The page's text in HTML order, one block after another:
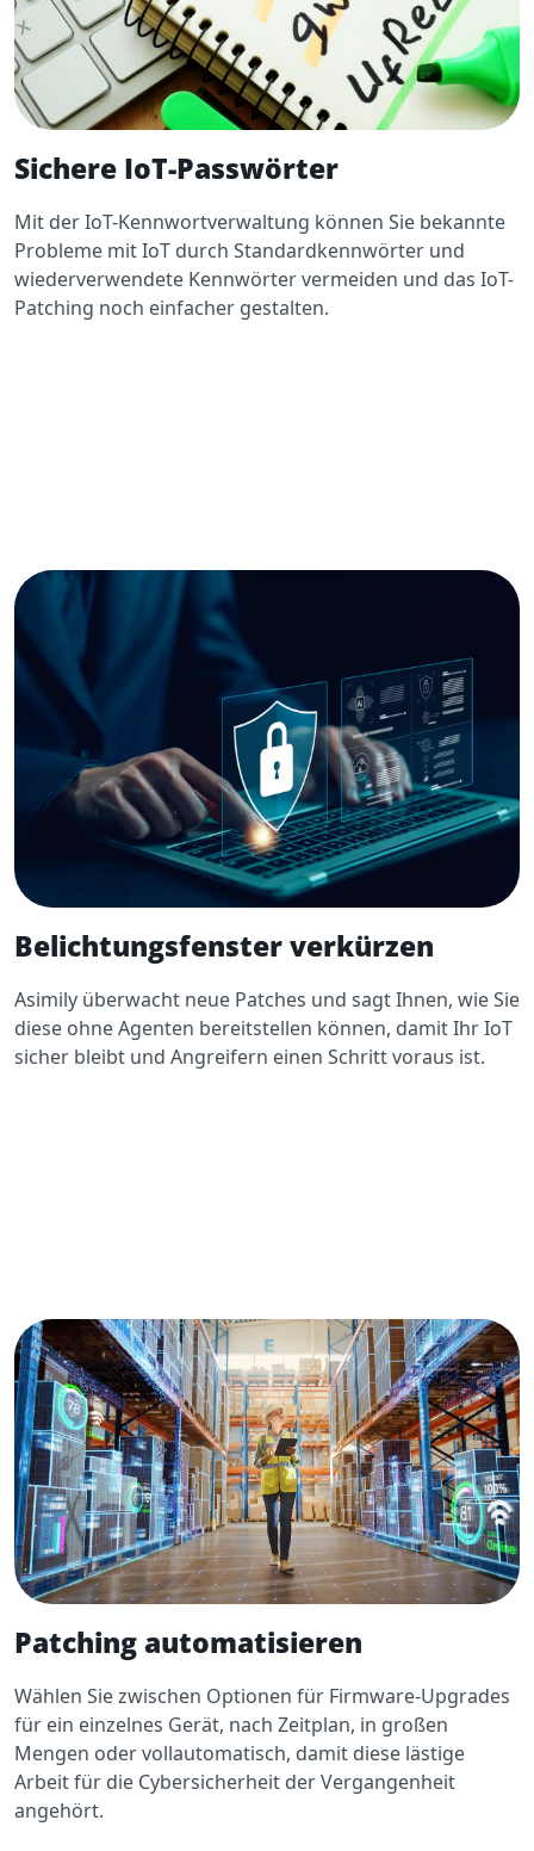
Sichere IoT-Passwörter
Mit der IoT-Kennwortverwaltung können Sie bekannte
Probleme mit IoT durch Standardkennwörter und
wiederverwendete Kennwörter vermeiden und das IoT-
Patching noch einfacher gestalten.
Belichtungsfenster verkürzen
Asimily überwacht neue Patches und sagt Ihnen, wie Sie
diese ohne Agenten bereitstellen können, damit Ihr IoT
sicher bleibt und Angreifern einen Schritt voraus ist.
Patching automatisieren
Wählen Sie zwischen Optionen für Firmware-Upgrades
für ein einzelnes Gerät, nach Zeitplan, in großen
Mengen oder vollautomatisch, damit diese lästige
Arbeit für die Cybersicherheit der Vergangenheit
angehört.